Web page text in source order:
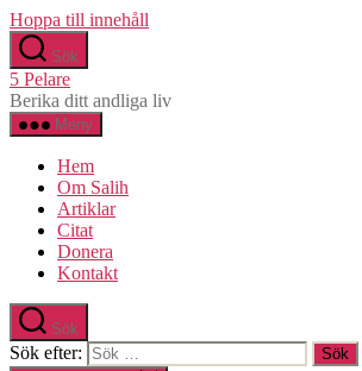
Hoppa till innehåll
Sök
5 Pelare
Berika ditt andliga liv
Meny
Hem
Om Salih
Artiklar
Citat
Donera
Kontakt
Sök
Sök efter: